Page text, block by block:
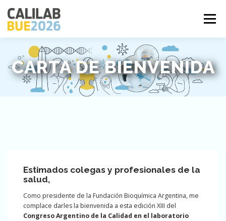
contenido
Menú
INFO GENERAL ACTIVIDADES / CONTENIDOS
DISERTANTES BECAS INFO EXPOSITORES
CARTA DE BIENVENIDA
Estimados colegas y profesionales de la
salud,
Como presidente de la Fundación Bioquímica Argentina, me
complace darles la bienvenida a esta edición XIII del
Congreso Argentino de la Calidad en el laboratorio